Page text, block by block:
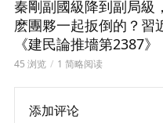
秦剛副國級降到副局級
麽團夥一起扳倒的？習
《建民論推墻第2387》
45 浏览 1 简略阅读
添加评论